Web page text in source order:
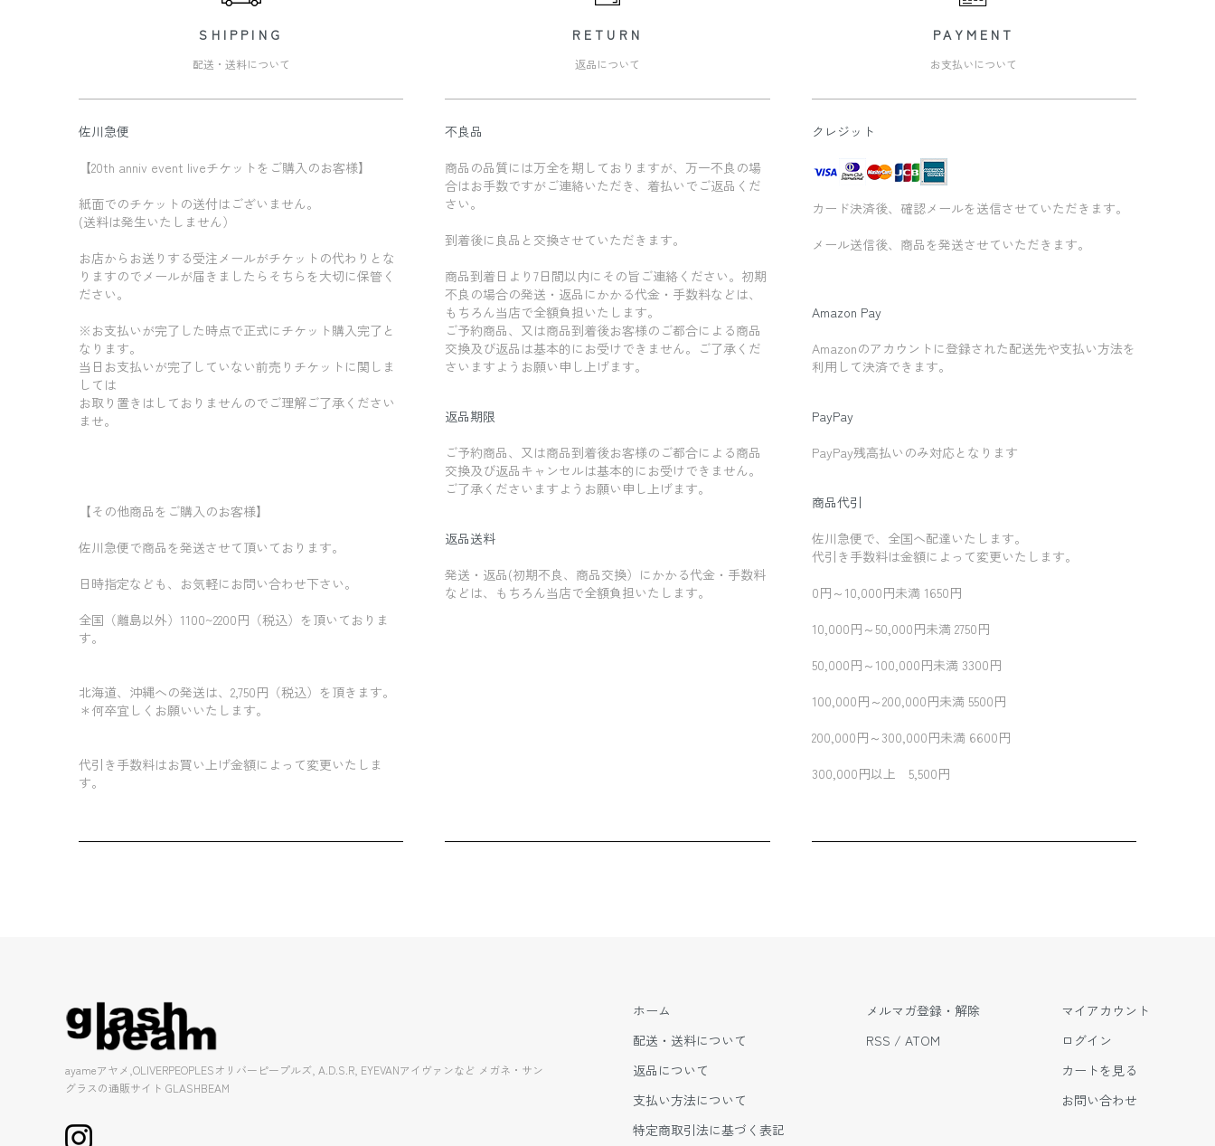
SHIPPING
配送・送料について
佐川急便
【20th anniv event liveチケットをご購入のお客様】
紙面でのチケットの送付はございません。
(送料は発生いたしません）
お店からお送りする受注メールがチケットの代わりとな
りますのでメールが届きましたらそちらを大切に保管く
ださい。
※お支払いが完了した時点で正式にチケット購入完了と
なります。
当日お支払いが完了していない前売りチケットに関しま
しては
お取り置きはしておりませんのでご理解ご了承ください
ませ。
【その他商品をご購入のお客様】
佐川急便で商品を発送させて頂いております。
日時指定なども、お気軽にお問い合わせ下さい。
全国（離島以外）1100~2200円（税込）を頂いておりま
す。
北海道、沖縄への発送は、2,750円（税込）を頂きます。
＊何卒宜しくお願いいたします。
代引き手数料はお買い上げ金額によって変更いたしま
す。
RETURN
返品について
不良品
商品の品質には万全を期しておりますが、万一不良の場
合はお手数ですがご連絡いただき、着払いでご返品くだ
さい。
到着後に良品と交換させていただきます。
商品到着日より7日間以内にその旨ご連絡ください。初期
不良の場合の発送・返品にかかる代金・手数料などは、
もちろん当店で全額負担いたします。
ご予約商品、又は商品到着後お客様のご都合による商品
交換及び返品は基本的にお受けできません。ご了承くだ
さいますようお願い申し上げます。
返品期限
ご予約商品、又は商品到着後お客様のご都合による商品
交換及び返品キャンセルは基本的にお受けできません。
ご了承くださいますようお願い申し上げます。
返品送料
発送・返品(初期不良、商品交換）にかかる代金・手数料
などは、もちろん当店で全額負担いたします。
PAYMENT
お支払いについて
クレジット
カード決済後、確認メールを送信させていただきます。
メール送信後、商品を発送させていただきます。
Amazon Pay
Amazonのアカウントに登録された配送先や支払い方法を
利用して決済できます。
PayPay
PayPay残高払いのみ対応となります
商品代引
佐川急便で、全国へ配達いたします。
代引き手数料は金額によって変更いたします。
0円～10,000円未満 1650円
10,000円～50,000円未満 2750円
50,000円～100,000円未満 3300円
100,000円～200,000円未満 5500円
200,000円～300,000円未満 6600円
300,000円以上 5,500円
ayameアヤメ,OLIVERPEOPLESオリバーピープルズ, A.D.S.R, EYEVANアイヴァンなど メガネ・サン
グラスの通販サイト GLASHBEAM
ホーム
配送・送料について
返品について
支払い方法について
特定商取引法に基づく表記
メルマガ登録・解除
RSS / ATOM
マイアカウント
ログイン
カートを見る
お問い合わせ